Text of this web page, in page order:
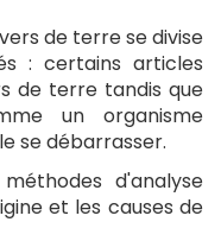
de terre se divise
: certains articles
de terre tandis que
un organisme
se débarrasser.
d'analyse
et les causes de